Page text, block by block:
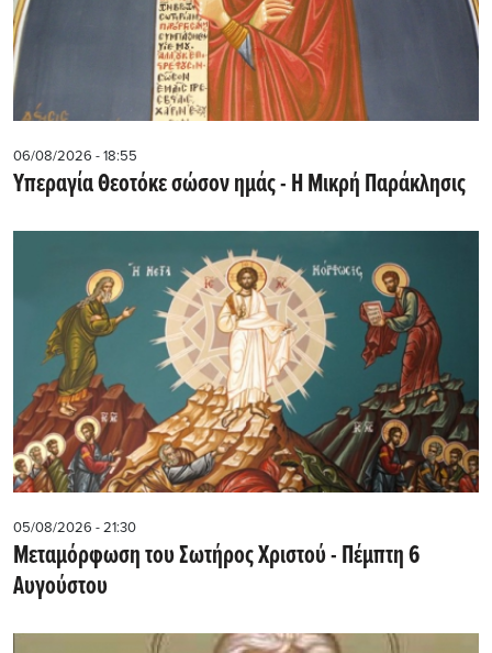
06/08/2026 - 18:55
Υπεραγία Θεοτόκε σώσον ημάς - Η Μικρή Παράκλησις
05/08/2026 - 21:30
Μεταμόρφωση του Σωτήρος Χριστού - Πέμπτη 6
Αυγούστου